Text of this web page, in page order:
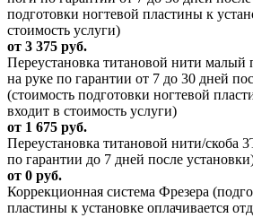
подготовки ногтевой пластины к
стоимость услуги)
от 3 375 руб.
Переустановка титановой нити малый
на руке по гарантии от 7 до 30 дней
(стоимость подготовки ногтевой
входит в стоимость услуги)
от 1 675 руб.
Переустановка титановой нити/скоба
по гарантии до 7 дней после
от 0 руб.
Коррекционная система Фрезера
пластины к установке оплачивается